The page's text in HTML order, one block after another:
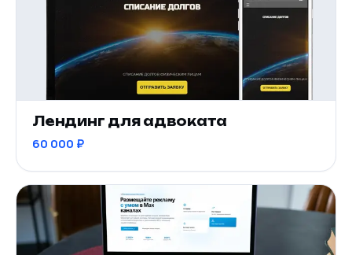
Лендинг для адвоката
60 000 ₽